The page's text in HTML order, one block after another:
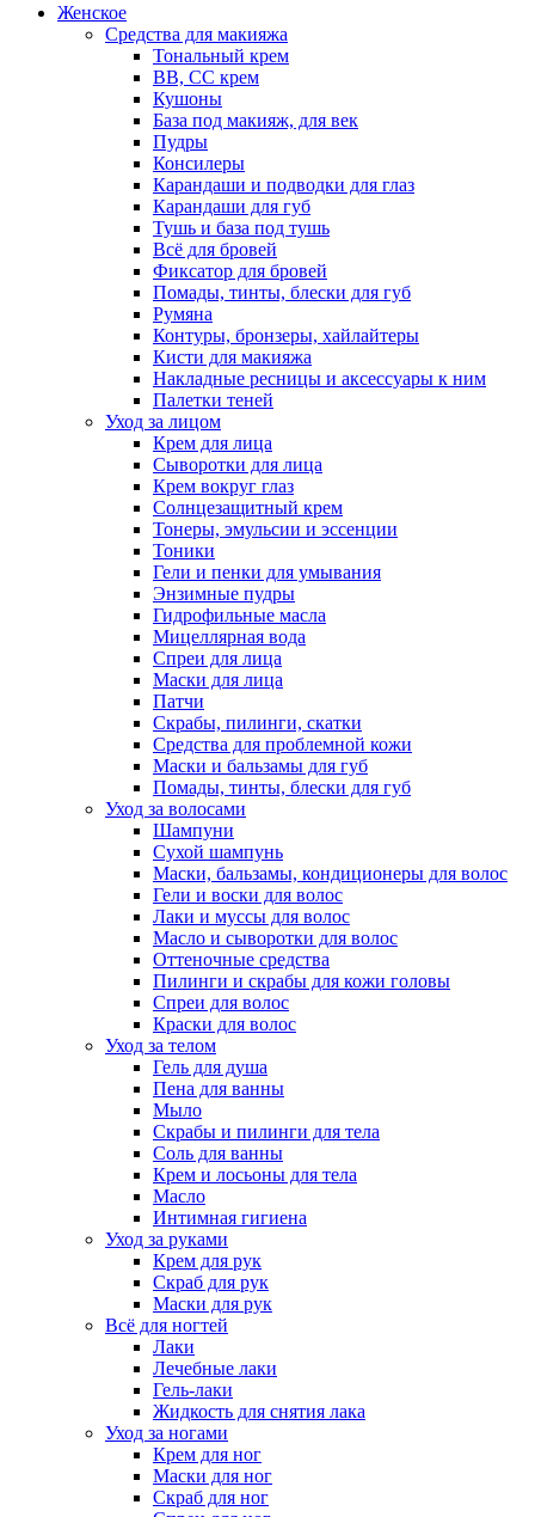
Женское
Средства для макияжа
Тональный крем
BB, CC крем
Кушоны
База под макияж, для век
Пудры
Консилеры
Карандаши и подводки для глаз
Карандаши для губ
Тушь и база под тушь
Всё для бровей
Фиксатор для бровей
Помады, тинты, блески для губ
Румяна
Контуры, бронзеры, хайлайтеры
Кисти для макияжа
Накладные ресницы и аксессуары к ним
Палетки теней
Уход за лицом
Крем для лица
Сыворотки для лица
Крем вокруг глаз
Солнцезащитный крем
Тонеры, эмульсии и эссенции
Тоники
Гели и пенки для умывания
Энзимные пудры
Гидрофильные масла
Мицеллярная вода
Спреи для лица
Маски для лица
Патчи
Скрабы, пилинги, скатки
Средства для проблемной кожи
Маски и бальзамы для губ
Помады, тинты, блески для губ
Уход за волосами
Шампуни
Сухой шампунь
Маски, бальзамы, кондиционеры для волос
Гели и воски для волос
Лаки и муссы для волос
Масло и сыворотки для волос
Оттеночные средства
Пилинги и скрабы для кожи головы
Спреи для волос
Краски для волос
Уход за телом
Гель для душа
Пена для ванны
Мыло
Скрабы и пилинги для тела
Соль для ванны
Крем и лосьоны для тела
Масло
Интимная гигиена
Уход за руками
Крем для рук
Скраб для рук
Маски для рук
Всё для ногтей
Лаки
Лечебные лаки
Гель-лаки
Жидкость для снятия лака
Уход за ногами
Крем для ног
Маски для ног
Скраб для ног